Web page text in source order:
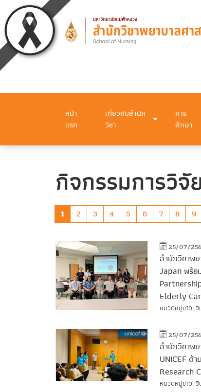
หน้า
แรก
เกี่ยวกับสำนัก
วิชา
การ
ศึกษา
กิจกรรมการวิจั
1 2 3 4 5 6 7 8 9
25/07/
สำนักวิชาพ
Japan พร้
Elderly
หมวดหมู่ข่าว:
25/07/
สำนักวิชาพ
UNICEF ด้
Research
หมวดหมู่ข่าว: